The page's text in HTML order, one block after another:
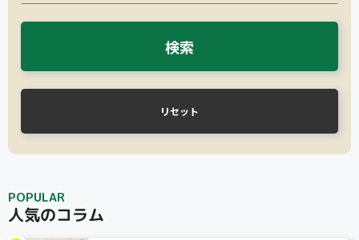
検索
リセット
POPULAR
人気のコラム